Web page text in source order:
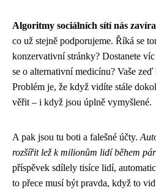
Algoritmy sociálních sítí nás
co už stejně podporujeme. Říká se
konzervativní stránky? Dostanete
se o alternativní medicínu? Vaše
Problém je, že když vidíte stále
věřit – i když jsou úplně vymyšlené.
A pak jsou tu boti a falešné účty.
rozšířit lež k milionům lidí během
příspěvek sdílely tisíce lidí,
to přece musí být pravda, když to